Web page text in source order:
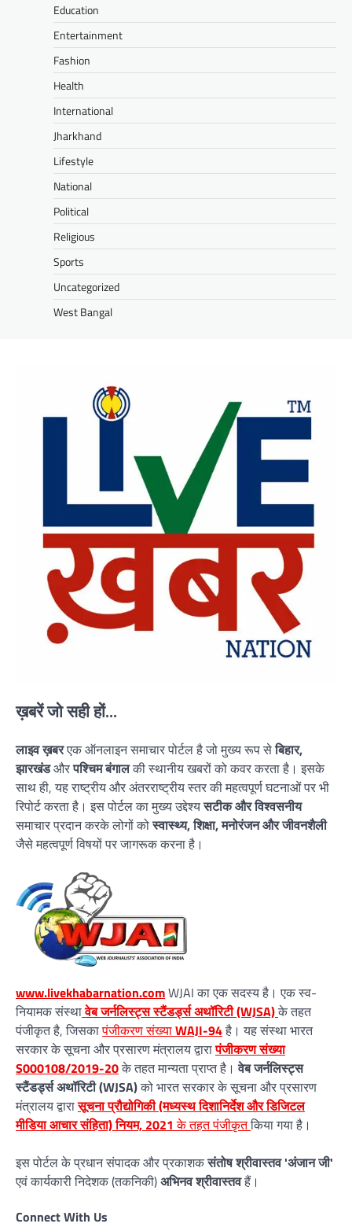
Education
Entertainment
Fashion
Health
International
Jharkhand
Lifestyle
National
Political
Religious
Sports
Uncategorized
West Bangal
ख़बरें जो सही हों...
लाइव ख़बरएक ऑनलाइन समाचार पोर्टल है जो मुख्य रूप सेबिहार,
झारखंडऔरपश्चिम बंगालकी स्थानीय खबरों को कवर करता है। इसके
साथ ही, यह राष्ट्रीय और अंतरराष्ट्रीय स्तर की महत्वपूर्ण घटनाओं पर भी
रिपोर्ट करता है। इस पोर्टल का मुख्य उद्देश्यसटीक और विश्वसनीय
समाचार प्रदान करके लोगों कोस्वास्थ्य, शिक्षा, मनोरंजन और जीवनशैली
जैसे महत्वपूर्ण विषयों पर जागरूक करना है।
www.livekhabarnation.comWJAI का एक सदस्य है। एक स्व-
नियामक संस्थावेब जर्नलिस्ट्स स्टैंडर्ड्स अथॉरिटी (WJSA)के तहत
पंजीकृत है, जिसकापंजीकरण संख्याWAJI-94है। यह संस्था भारत
सरकार के सूचना और प्रसारण मंत्रालय द्वारापंजीकरण संख्या
S000108/2019-20के तहत मान्यता प्राप्त है।वेब जर्नलिस्ट्स
स्टैंडर्ड्स अथॉरिटी (WJSA)को भारत सरकार के सूचना और प्रसारण
मंत्रालय द्वारासूचना प्रौद्योगिकी (मध्यस्थ दिशानिर्देश और डिजिटल
मीडिया आचार संहिता) नियम, 2021 के तहत पंजीकृतकिया गया है।
इस पोर्टल के प्रधान संपादक और प्रकाशकसंतोष श्रीवास्तव 'अंजान जी'
एवं कार्यकारी निदेशक (तकनिकी)अभिनव श्रीवास्तवहैं।
Connect With Us